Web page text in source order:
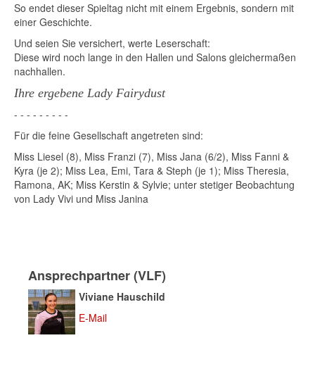
So endet dieser Spieltag nicht mit einem Ergebnis, sondern mit
einer Geschichte.
Und seien Sie versichert, werte Leserschaft:
Diese wird noch lange in den Hallen und Salons gleichermaßen
nachhallen.
Ihre ergebene Lady Fairydust
- - - - - - - - -
Für die feine Gesellschaft angetreten sind:
Miss Liesel (8), Miss Franzi (7), Miss Jana (6/2), Miss Fanni &
Kyra (je 2); Miss Lea, Emi, Tara & Steph (je 1); Miss Theresia,
Ramona, AK; Miss Kerstin & Sylvie; unter stetiger Beobachtung
von Lady Vivi und Miss Janina
Ansprechpartner (VLF)
Viviane Hauschild
E-Mail